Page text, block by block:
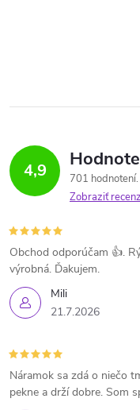
4,9
701 hodnotení
Zobraziť
Mili
21.7.2026
Obchod odporúčam 👍.
výrobná. Ďakujem.
Náramok sa zdá o niečo
pekne a drží dobre. Som